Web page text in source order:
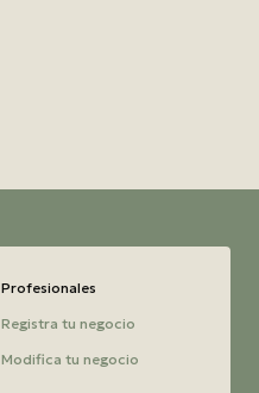
Profesionales
Registra tu negocio
Modifica tu negocio